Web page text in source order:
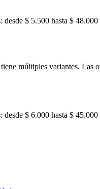
desde $ 5.500 hasta $ 48.000
múltiples variantes. Las
desde $ 6.000 hasta $ 45.000